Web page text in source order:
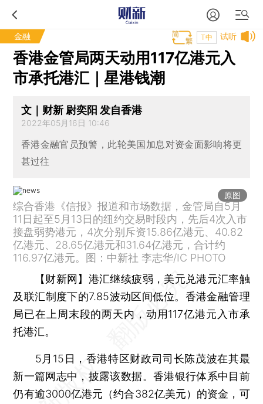
金融 试听
T中
香港金管局两天动用117亿港元入
市承托港汇｜星港钱潮
文｜财新 尉奕阳 发自香港
2022年05月16日 10:46
香港金融官员预警，此轮美国加息对资金面影响将更
甚过往
原图
综合香港《信报》报道和市场数据，金管局自5月
11日起至5月13日的纽约交易时段内，先后4次入市
接盘弱势港元，4次分别斥资15.86亿港元、40.82
亿港元、28.65亿港元和31.64亿港元，合计约
116.97亿港元。图：中新社 李志华/IC PHOTO
【财新网】 港汇继续疲弱，美元兑港元汇率触
及联汇制度下的7.85波动区间低位。香港金融管理
局已在上周末段的两天内，动用117亿港元入市承
托港汇。
5月15日，香港特区财政司司长陈茂波在其最
新一篇网志中，披露该数据。香港银行体系中目前
仍有逾3000亿港元（约合382亿美元）的资金，可